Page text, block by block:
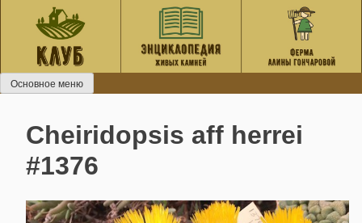
содержанию
Основное меню
Cheiridopsis aff herrei
#1376